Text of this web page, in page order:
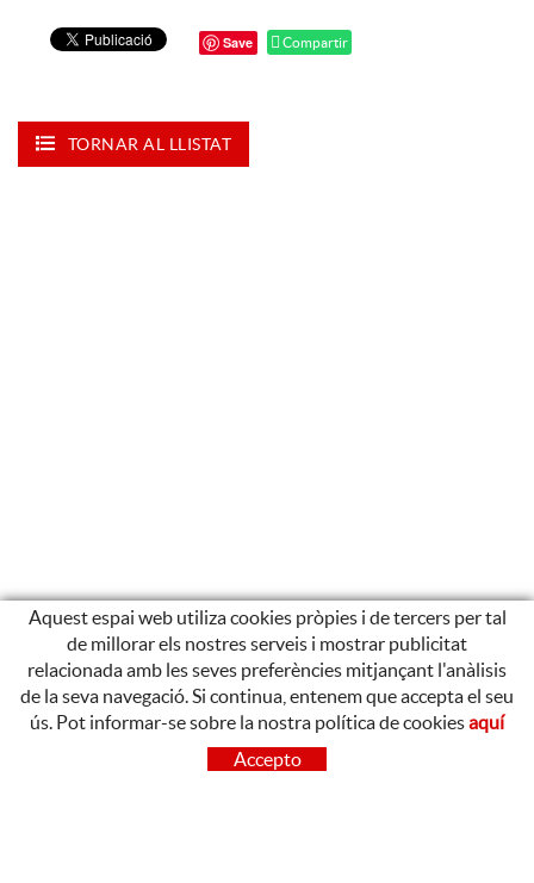
Save Compartir
TORNAR AL LLISTAT
CONTACTE
Aquest espai web utiliza cookies pròpies i de tercers per tal
de millorar els nostres serveis i mostrar publicitat
relacionada amb les seves preferències mitjançant l'anàlisis
de la seva navegació. Si continua, entenem que accepta el seu
ús. Pot informar-se sobre la nostra política de cookiesaquí
Accepto